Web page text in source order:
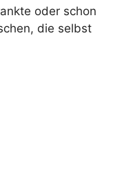
oder schon
die selbst